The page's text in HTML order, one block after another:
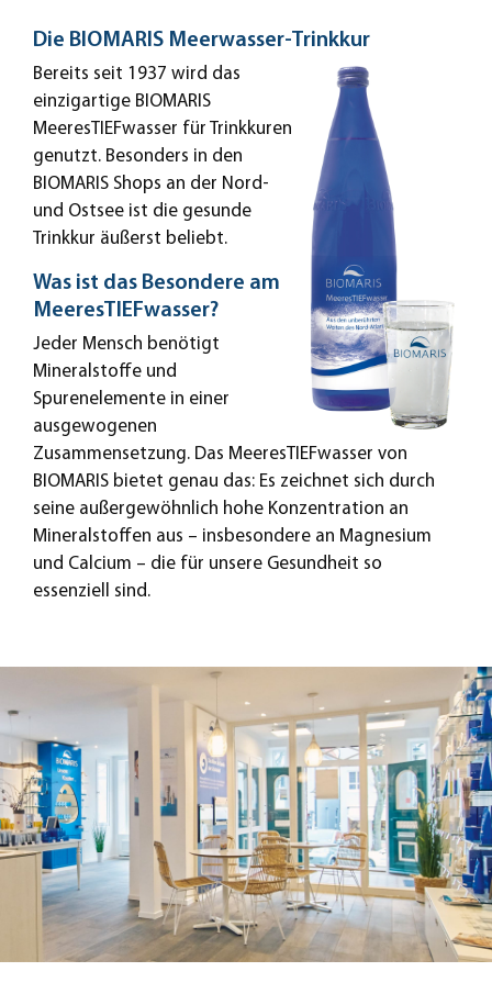
Die BIOMARIS Meerwasser-Trinkkur
Bereits seit 1937 wird das
einzigartige BIOMARIS
MeeresTIEFwasser für Trinkkuren
genutzt. Besonders in den
BIOMARIS Shops an der Nord-
und Ostsee ist die gesunde
Trinkkur äußerst beliebt.
Was ist das Besondere am
MeeresTIEFwasser?
Jeder Mensch benötigt
Mineralstoffe und
Spurenelemente in einer
ausgewogenen
Zusammensetzung. Das MeeresTIEFwasser von
BIOMARIS bietet genau das: Es zeichnet sich durch
seine außergewöhnlich hohe Konzentration an
Mineralstoffen aus – insbesondere an Magnesium
und Calcium – die für unsere Gesundheit so
essenziell sind.